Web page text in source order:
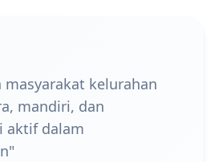
masyarakat kelurahan
mandiri, dan
aktif dalam